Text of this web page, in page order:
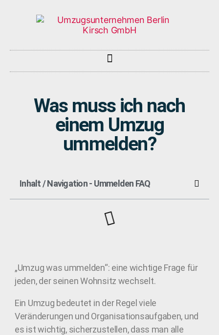
Was muss ich nach
einem Umzug
ummelden?
Inhalt / Navigation - Ummelden FAQ
„Umzug was ummelden“: eine wichtige Frage für
jeden, der seinen Wohnsitz wechselt.
Ein Umzug bedeutet in der Regel viele
Veränderungen und Organisationsaufgaben, und
es ist wichtig, sicherzustellen, dass man alle